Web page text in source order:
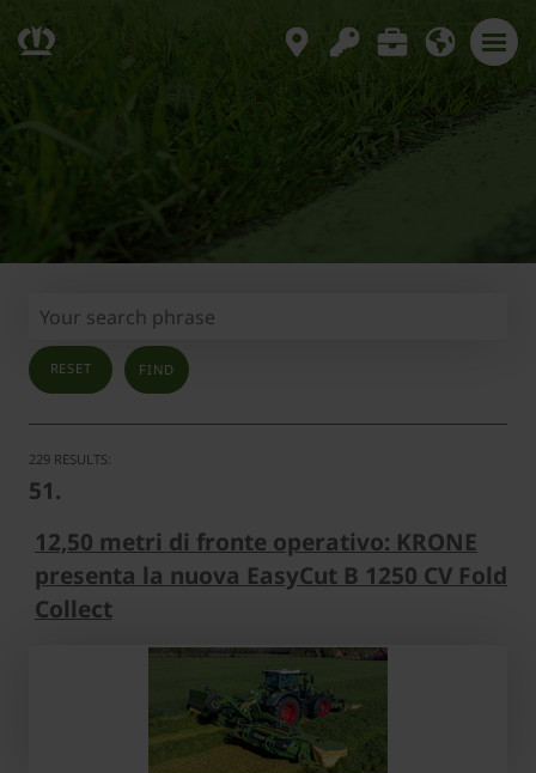
RESET
229 RESULTS:
51.
12,50 metri di fronte operativo: KRONE
presenta la nuova EasyCut B 1250 CV Fold
Collect